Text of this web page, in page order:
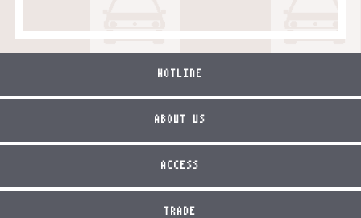
HOTLINE
ABOUT US
ACCESS
TRADE